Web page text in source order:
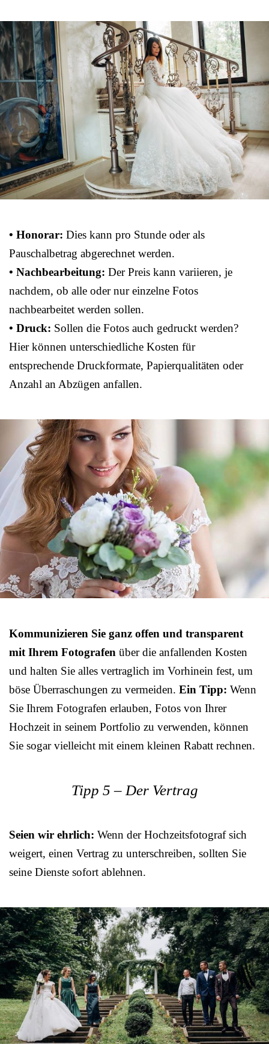
• Honorar: Dies kann pro Stunde oder als
Pauschalbetrag abgerechnet werden.
• Nachbearbeitung: Der Preis kann variieren, je
nachdem, ob alle oder nur einzelne Fotos
nachbearbeitet werden sollen.
• Druck: Sollen die Fotos auch gedruckt werden?
Hier können unterschiedliche Kosten für
entsprechende Druckformate, Papierqualitäten oder
Anzahl an Abzügen anfallen.
Kommunizieren Sie ganz offen und transparent
mit Ihrem Fotografen über die anfallenden Kosten
und halten Sie alles vertraglich im Vorhinein fest, um
böse Überraschungen zu vermeiden. Ein Tipp: Wenn
Sie Ihrem Fotografen erlauben, Fotos von Ihrer
Hochzeit in seinem Portfolio zu verwenden, können
Sie sogar vielleicht mit einem kleinen Rabatt rechnen.
Tipp 5 – Der Vertrag
Seien wir ehrlich: Wenn der Hochzeitsfotograf sich
weigert, einen Vertrag zu unterschreiben, sollten Sie
seine Dienste sofort ablehnen.